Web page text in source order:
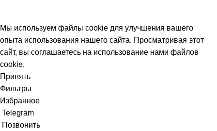
Мы используем файлы cookie для улучшения вашего
опыта использования нашего сайта. Просматривая этот
сайт, вы соглашаетесь на использование нами файлов
cookie.
Принять
Фильтры
Избранное
Telegram
Позвонить